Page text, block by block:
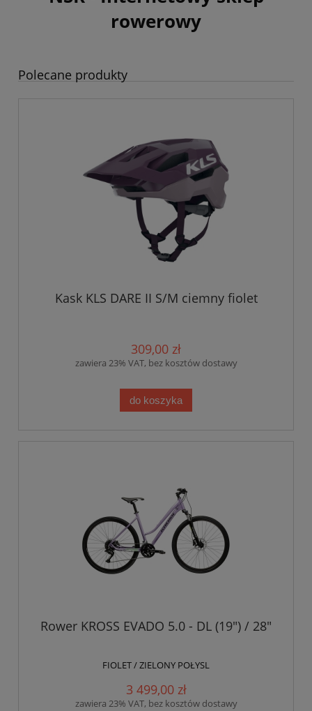
rowerowy
Polecane produkty
Kask KLS DARE II S/M ciemny fiolet
309,00 zł
zawiera 23% VAT, bez kosztów dostawy
do koszyka
Rower KROSS EVADO 5.0 - DL (19") / 28"
FIOLET / ZIELONY POŁYSL
3 499,00 zł
zawiera 23% VAT, bez kosztów dostawy